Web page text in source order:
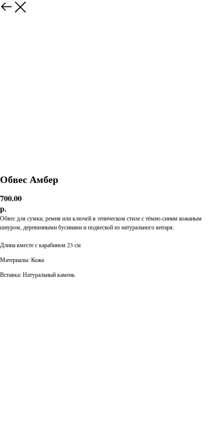
Обвес Амбер
700.00
р.
Обвес для сумки, ремня или ключей в этническом стиле с тёмно-синим кожаным
шнуром, деревянными бусинами и подвеской из натурального янтаря.
Длина вместе с карабином 23 см
Материалы: Кожа
Вставка: Натуральный камень